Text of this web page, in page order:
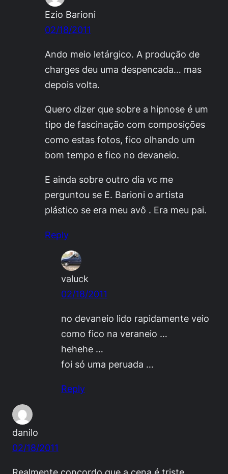
Ezio Barioni
02/18/2011
Ando meio letárgico. A produção de
charges deu uma despencada… mas
depois volta.
Quero dizer que sobre a hipnose é um
tipo de fascinação com composições
como estas fotos, fico olhando um
bom tempo e fico no devaneio.
E ainda sobre outro dia vc me
perguntou se E. Barioni o artista
plástico se era meu avô . Era meu pai.
Reply
valuck
02/18/2011
no devaneio lido rapidamente veio
como fico na veraneio …
hehehe …
foi só uma peruada …
Reply
danilo
02/18/2011